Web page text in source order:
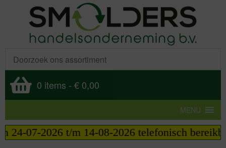
0 items - € 0,00
MENU
08-2026 telefonisch bereikbaar van 09:00